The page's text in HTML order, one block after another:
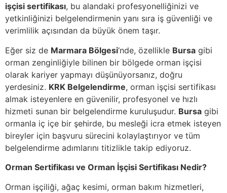
işçisi sertifikası, bu alandaki profesyonelliğinizi ve
yetkinliğinizi belgelendirmenin yanı sıra iş güvenliği ve
verimlilik açısından da büyük önem taşır.
Eğer siz de Marmara Bölgesi‘nde, özellikle Bursa gibi
orman zenginliğiyle bilinen bir bölgede orman işçisi
olarak kariyer yapmayı düşünüyorsanız, doğru
yerdesiniz. KRK Belgelendirme, orman işçisi sertifikası
almak isteyenlere en güvenilir, profesyonel ve hızlı
hizmeti sunan bir belgelendirme kuruluşudur. Bursa gibi
ormanla iç içe bir şehirde, bu mesleği icra etmek isteyen
bireyler için başvuru sürecini kolaylaştırıyor ve tüm
belgelendirme adımlarını titizlikle takip ediyoruz.
Orman Sertifikası ve Orman İşçisi Sertifikası Nedir?
Orman işçiliği, ağaç kesimi, orman bakım hizmetleri,